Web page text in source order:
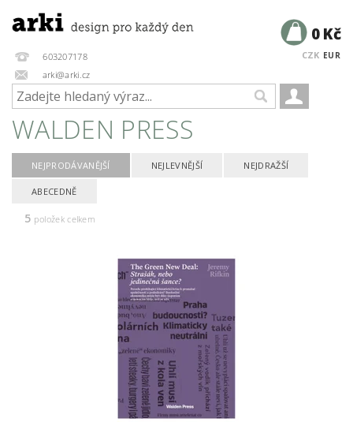
603207178
arki@arki.cz
CZK EUR
0 Kč
WALDEN PRESS
NEJPRODÁVANĚJŠÍ NEJLEVNĚJŠÍ NEJDRAŽŠÍ
ABECEDNĚ
5 položek celkem